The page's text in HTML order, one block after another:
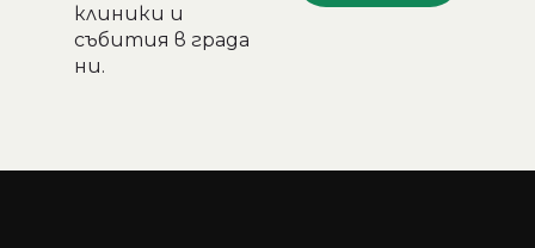
клиники и
събития в града
ни.